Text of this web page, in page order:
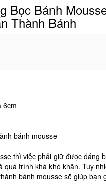
Bọc Bánh
Thành Bánh
6cm
bánh mousse
thì việc phải giữ được dáng
trình khá khó khăn. Tuy
bánh mousse sẽ giúp bạn